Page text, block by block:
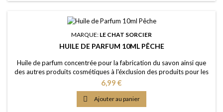
MARQUE: LE CHAT SORCIER
HUILE DE PARFUM 10ML PÊCHE
Huile de parfum concentrée pour la fabrication du savon ainsi que
des autres produits cosmétiques à l'éxclusion des produits pour les
lèvres ou la bouche Caractère: arôme délicat, fruité, sucrée avec une
pointe d'acidité Couleur: Sans colorants - couleur naturelle: Orange
Dosage conseillé: 2% à 5% Certification: Certficat de conformité
IFRA 50e et...
Prix
6,99 €
 Ajouter au panier